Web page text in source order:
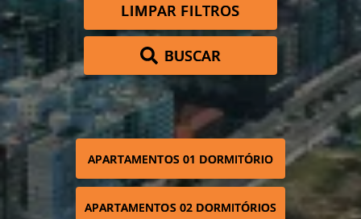
LIMPAR FILTROS
BUSCAR
APARTAMENTOS 01 DORMITÓRIO
APARTAMENTOS 02 DORMITÓRIOS